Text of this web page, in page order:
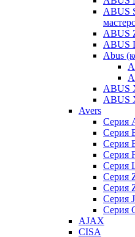
ABUS
ABUS
ABUS
Abus
ABUS
ABUS
Avers
Серия
Серия
Серия
Серия
Серия
Серия
Серия
Серия
Серия
AJAX
CISA